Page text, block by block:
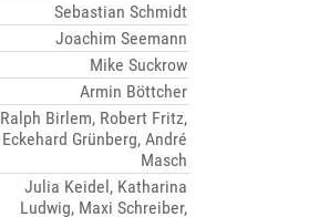
Sebastian Schmidt
Joachim Seemann
Mike Suckrow
Armin Böttcher
Ralph Birlem, Robert Fritz,
Eckehard Grünberg, André
Masch
Julia Keidel, Katharina
Ludwig, Maxi Schreiber,